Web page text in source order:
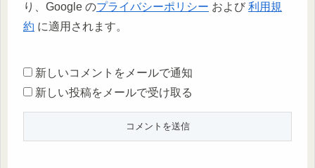
り、Google のプライバシーポリシー および 利用規
約 に適用されます。
新しいコメントをメールで通知
新しい投稿をメールで受け取る